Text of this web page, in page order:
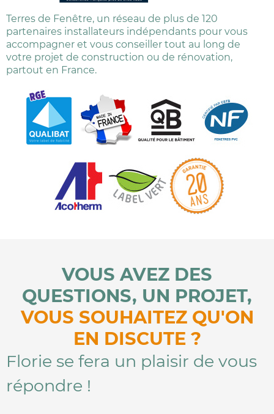
Terres de Fenêtre, un réseau de plus de 120
partenaires installateurs indépendants pour vous
accompagner et vous conseiller tout au long de
votre projet de construction ou de rénovation,
partout en France.
VOUS AVEZ DES
QUESTIONS, UN PROJET,
VOUS SOUHAITEZ QU'ON
EN DISCUTE ?
Florie se fera un plaisir de vous
répondre !